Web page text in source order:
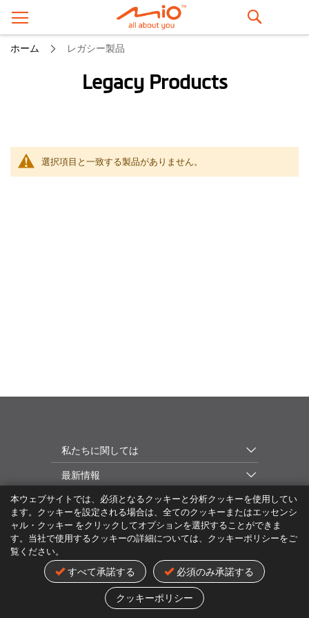
本ウェブサイトでは、必須となるクッキーと分析クッキーを使用してい
ます。クッキーを設定される場合は、全てのクッキーまたはエッセンシ
ャル・クッキー をクリックしてオプションを選択することができま
す。当社で使用するクッキーの詳細については、クッキーポリシーをご
覧ください。
すべて承諾する 必須のみ承諾する
クッキーポリシー
検
ホーム レガシー製品
Legacy Products
選択項目と一致する製品がありません。
私たちに関しては
最新情報
MiTAC Digital Technology Corp.
プライバシポリシー 商標 利用規約 クッキーポリシー
日本
© 2024 MiTAC Digital Technology Corp. All Rights Reserved